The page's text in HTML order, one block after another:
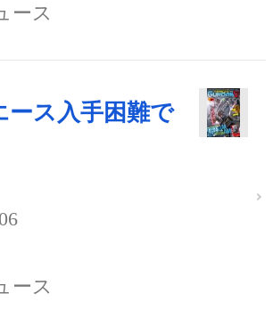
ース
ース入手困難で
ース